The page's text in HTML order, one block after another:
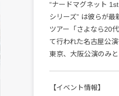
“ナードマグネット
シリーズ” は彼らが
ツアー「さよなら20
て行われた名古屋公
東京、大阪公演のみと
【イベント情報】